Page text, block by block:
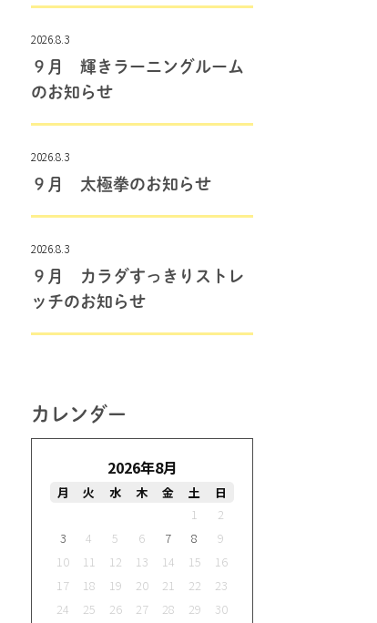
2026.8.3
９月 輝きラーニングルーム
のお知らせ
2026.8.3
９月 太極拳のお知らせ
2026.8.3
９月 カラダすっきりストレ
ッチのお知らせ
カレンダー
2026年8月
月 火 水 木 金 土
日
1
2
3
4 5 6 7 8
9
10
11 12 13 14 15
16
17
18 19 20 21 22
23
24
25 26 27 28 29
30